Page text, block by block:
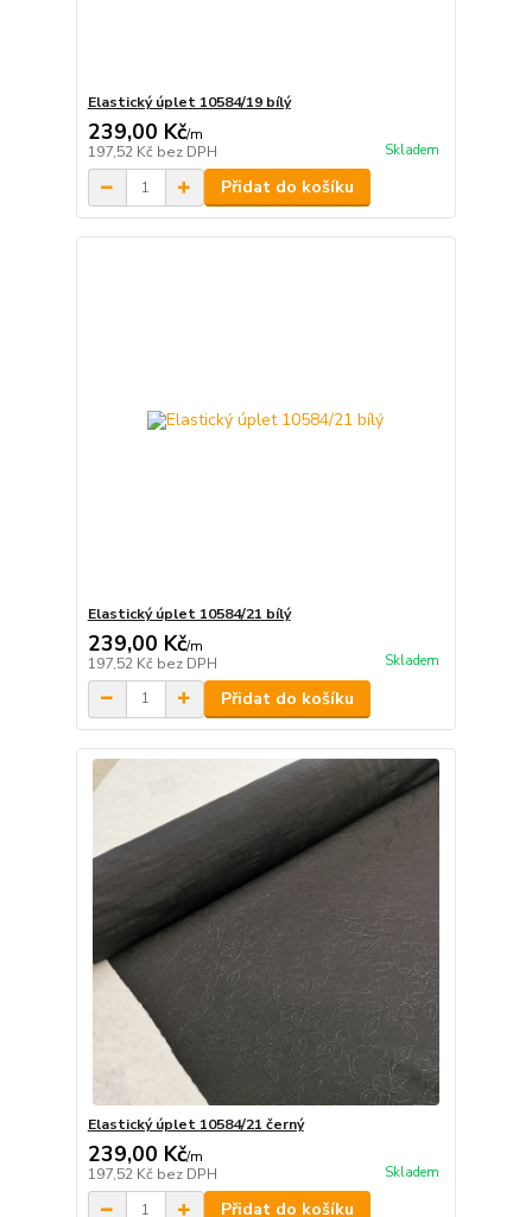
Elastický úplet 10584/19 bílý
239,00 Kč/m
197,52 Kč bez DPH Skladem
Přidat do košíku
Elastický úplet 10584/21 bílý
239,00 Kč/m
197,52 Kč bez DPH Skladem
Přidat do košíku
Elastický úplet 10584/21 černý
239,00 Kč/m
197,52 Kč bez DPH Skladem
Přidat do košíku